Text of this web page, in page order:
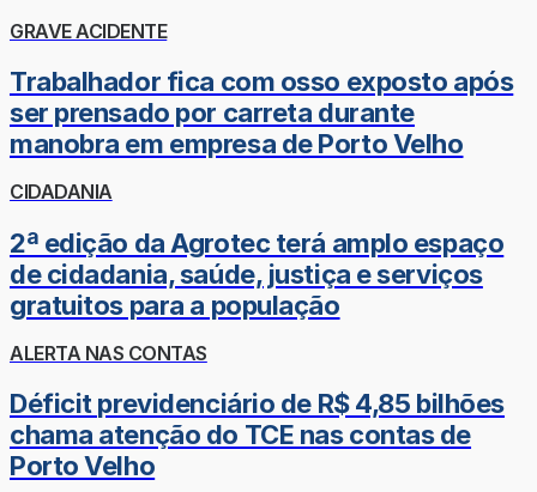
GRAVE ACIDENTE
Trabalhador fica com osso exposto após
ser prensado por carreta durante
manobra em empresa de Porto Velho
CIDADANIA
2ª edição da Agrotec terá amplo espaço
de cidadania, saúde, justiça e serviços
gratuitos para a população
ALERTA NAS CONTAS
Déficit previdenciário de R$ 4,85 bilhões
chama atenção do TCE nas contas de
Porto Velho